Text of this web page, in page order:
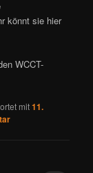
könnt sie hier
WCCT-
mit11.